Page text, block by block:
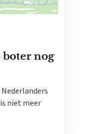
boter nog
niet meer